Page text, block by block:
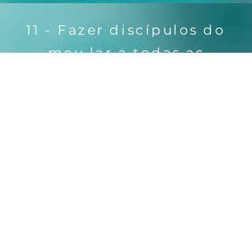
11 - Fazer discípulos do
meu lar a todas as